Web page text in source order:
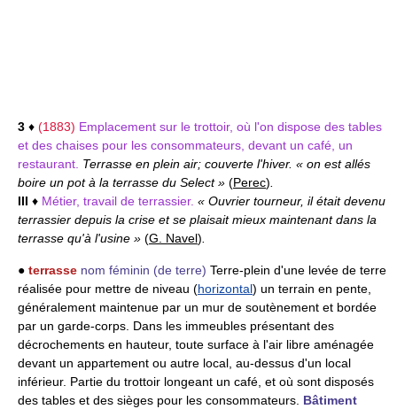
3 ♦ (1883) Emplacement sur le trottoir, où l'on dispose des tables
et des chaises pour les consommateurs, devant un café, un
restaurant. Terrasse en plein air; couverte l'hiver. « on est allés
boire un pot à la terrasse du Select » (Perec).
III ♦ Métier, travail de terrassier. « Ouvrier tourneur, il était devenu
terrassier depuis la crise et se plaisait mieux maintenant dans la
terrasse qu'à l'usine » (G. Navel).
● terrasse nom féminin (de terre) Terre-plein d'une levée de terre
réalisée pour mettre de niveau (horizontal) un terrain en pente,
généralement maintenue par un mur de soutènement et bordée
par un garde-corps. Dans les immeubles présentant des
décrochements en hauteur, toute surface à l'air libre aménagée
devant un appartement ou autre local, au-dessus d'un local
inférieur. Partie du trottoir longeant un café, et où sont disposés
des tables et des sièges pour les consommateurs. Bâtiment